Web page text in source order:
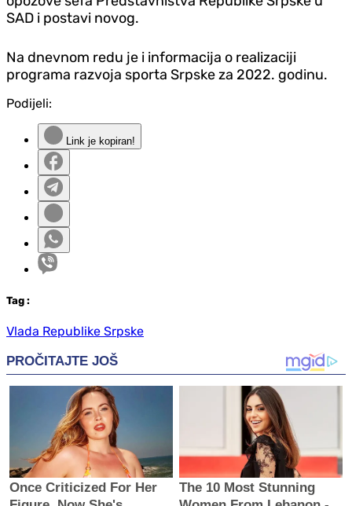
SAD i postavi novog.
Na dnevnom redu je i informacija o realizaciji
programa razvoja sporta Srpske za 2022. godinu.
Podijeli:
Link je kopiran!
Tag :
Vlada Republike Srpske